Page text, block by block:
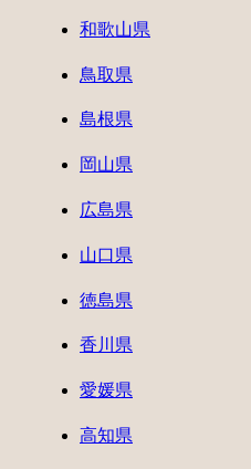
和歌山県
鳥取県
島根県
岡山県
広島県
山口県
徳島県
香川県
愛媛県
高知県